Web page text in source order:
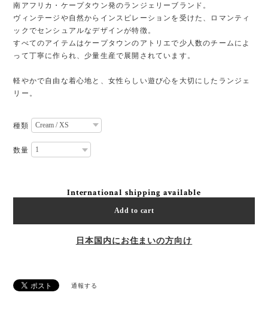
南アフリカ・ケープタウン発のランジェリーブランド。
ヴィンテージや自然からインスピレーションを受けた、ロマンティ
ックでセンシュアルなデザインが特徴。
すべてのアイテムはケープタウンのアトリエで少人数のチームによ
って丁寧に作られ、少量生産で展開されています。
軽やかで自由な着心地と、女性らしい遊び心を大切にしたランジェ
リー。
種類
数量
International shipping available
Add to cart
日本国内にお住まいの方向け
通報する